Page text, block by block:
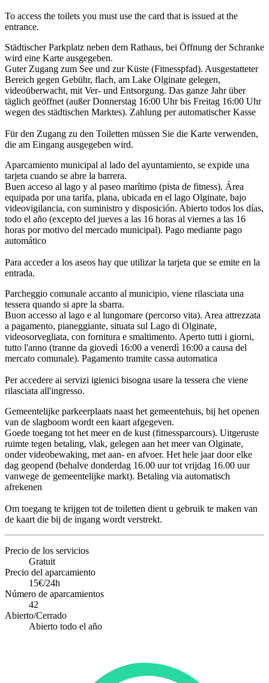
To access the toilets you must use the card that is issued at the
entrance.
Städtischer Parkplatz neben dem Rathaus, bei Öffnung der Schranke
wird eine Karte ausgegeben.
Guter Zugang zum See und zur Küste (Fitnesspfad). Ausgestatteter
Bereich gegen Gebühr, flach, am Lake Olginate gelegen,
videoüberwacht, mit Ver- und Entsorgung. Das ganze Jahr über
täglich geöffnet (außer Donnerstag 16:00 Uhr bis Freitag 16:00 Uhr
wegen des städtischen Marktes). Zahlung per automatischer Kasse
Für den Zugang zu den Toiletten müssen Sie die Karte verwenden,
die am Eingang ausgegeben wird.
Aparcamiento municipal al lado del ayuntamiento, se expide una
tarjeta cuando se abre la barrera.
Buen acceso al lago y al paseo marítimo (pista de fitness). Área
equipada por una tarifa, plana, ubicada en el lago Olginate, bajo
videovigilancia, con suministro y disposición. Abierto todos los días,
todo el año (excepto del jueves a las 16 horas al viernes a las 16
horas por motivo del mercado municipal). Pago mediante pago
automático
Para acceder a los aseos hay que utilizar la tarjeta que se emite en la
entrada.
Parcheggio comunale accanto al municipio, viene rilasciata una
tessera quando si apre la sbarra.
Buon accesso al lago e al lungomare (percorso vita). Area attrezzata
a pagamento, pianeggiante, situata sul Lago di Olginate,
videosorvegliata, con fornitura e smaltimento. Aperto tutti i giorni,
tutto l'anno (tranne da giovedì 16:00 a venerdì 16:00 a causa del
mercato comunale). Pagamento tramite cassa automatica
Per accedere ai servizi igienici bisogna usare la tessera che viene
rilasciata all'ingresso.
Gemeentelijke parkeerplaats naast het gemeentehuis, bij het openen
van de slagboom wordt een kaart afgegeven.
Goede toegang tot het meer en de kust (fitnessparcours). Uitgeruste
ruimte tegen betaling, vlak, gelegen aan het meer van Olginate,
onder videobewaking, met aan- en afvoer. Het hele jaar door elke
dag geopend (behalve donderdag 16.00 uur tot vrijdag 16.00 uur
vanwege de gemeentelijke markt). Betaling via automatisch
afrekenen
Om toegang te krijgen tot de toiletten dient u gebruik te maken van
de kaart die bij de ingang wordt verstrekt.
Precio de los servicios
Gratuit
Precio del aparcamiento
15€/24h
Número de aparcamientos
42
Abierto/Cerrado
Abierto todo el año